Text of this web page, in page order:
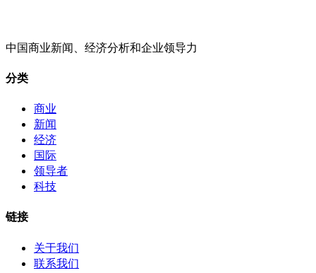
中国商业新闻、经济分析和企业领导力
分类
商业
新闻
经济
国际
领导者
科技
链接
关于我们
联系我们